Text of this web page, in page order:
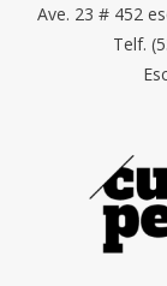
Ave. 23 # 452
Telf.